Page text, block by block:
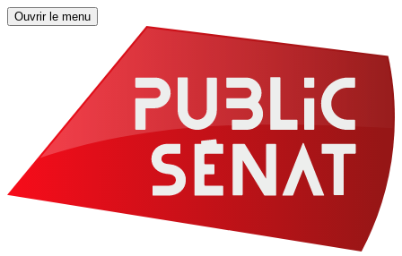
Ouvrir le menu